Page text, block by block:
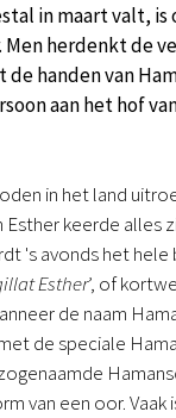
in maart valt, is
herdenkt de
handen van
aan het hof
in het land
keerde alles
's avonds het hele
Esther’, of
de naam
de speciale
van een oor.